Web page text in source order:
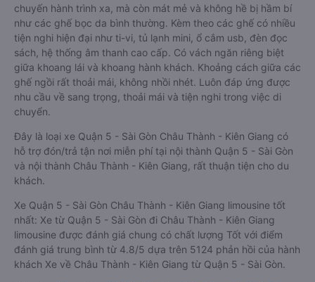
chuyến hành trình xa, mà còn mát mẻ và không hề bị hầm bí
như các ghế bọc da bình thường. Kèm theo các ghế có nhiều
tiện nghi hiện đại như ti-vi, tủ lạnh mini, ổ cắm usb, đèn đọc
sách, hệ thống âm thanh cao cấp. Có vách ngăn riêng biệt
giữa khoang lái và khoang hành khách. Khoảng cách giữa các
ghế ngồi rất thoải mái, không nhồi nhét. Luôn đáp ứng được
nhu cầu về sang trọng, thoải mái và tiện nghi trong việc di
chuyển.
Đây là loại xe Quận 5 - Sài Gòn Châu Thành - Kiên Giang có
hỗ trợ đón/trả tận nơi miễn phí tại nội thành Quận 5 - Sài Gòn
và nội thành Châu Thành - Kiên Giang, rất thuận tiện cho du
khách.
Xe Quận 5 - Sài Gòn Châu Thành - Kiên Giang limousine tốt
nhất: Xe từ Quận 5 - Sài Gòn đi Châu Thành - Kiên Giang
limousine được đánh giá chung có chất lượng Tốt với điểm
đánh giá trung bình từ 4.8/5 dựa trên 5124 phản hồi của hành
khách Xe về Châu Thành - Kiên Giang từ Quận 5 - Sài Gòn.